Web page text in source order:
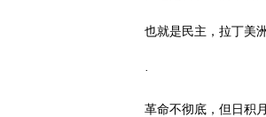
也就是民主，拉丁美
·
革命不彻底，但日积